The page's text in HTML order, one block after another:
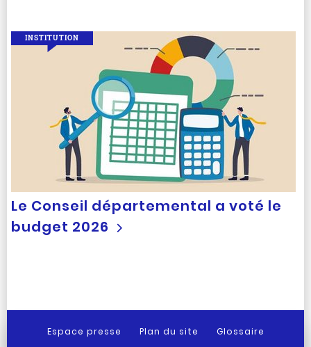
Le Conseil départemental a voté le
budget 2026
INSTITUTION
Espace presse Plan du site
Glossaire